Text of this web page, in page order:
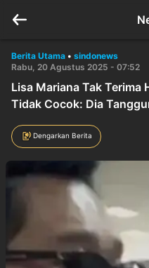
Berita Utama • sindonews
Rabu, 20 Agustus 2025 - 07:52
Lisa Mariana Tak Terima
Tidak Cocok: Dia
Dengarkan Berita